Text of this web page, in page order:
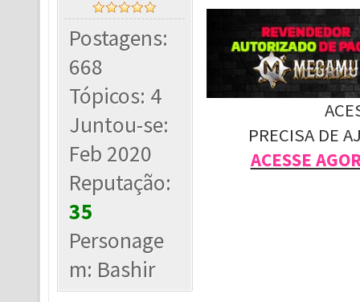
Postagens:
668
Tópicos: 4
Juntou-se:
Feb 2020
Reputação:
35
Personage
m: Bashir
PRECISA DE
ACESSE